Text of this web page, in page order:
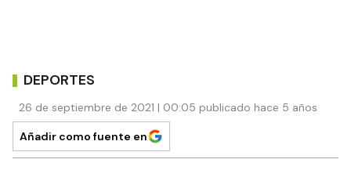
DEPORTES
26 de septiembre de 2021 | 00:05 publicado hace 5 años
Añadir como fuente en